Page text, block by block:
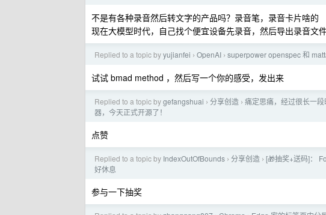
不是有各种录音然后转文字的产品吗？录音笔，录音卡片啥的
现在大模型时代，自己找个便宜设备先录音，然后导出录音文
Replied to a topic byyujianfei › OpenAI › superpower openspec 和
试试 bmad method ，然后写一个你的感受，发出来
Replied to a topic bygefangshuai › 分享创造 › 痛定思痛，经过很长一
器，今天正式开源了！
点赞
Replied to a topic by IndexOutOfBounds › 分享创造 › [🎁抽奖+送码]：
好休息
参与一下抽奖